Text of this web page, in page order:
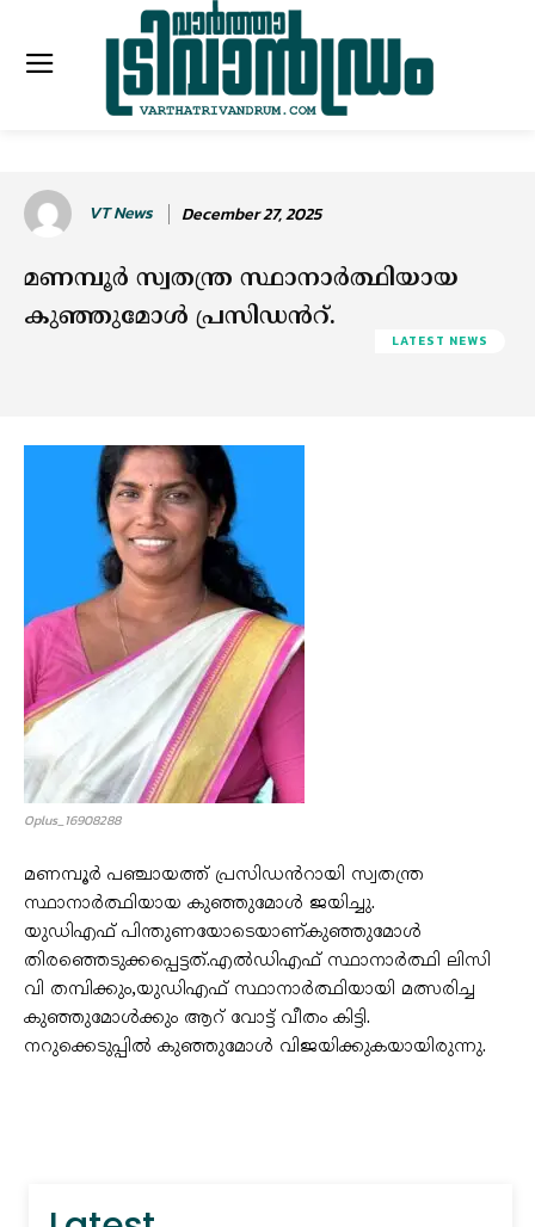
VT News December 27, 2025
മണമ്പൂർ സ്വതന്ത്ര സ്ഥാനാർത്ഥിയായ
കുഞ്ഞുമോൾ പ്രസിഡൻറ്.
LATEST NEWS
Oplus_16908288
മണമ്പൂർ പഞ്ചായത്ത് പ്രസിഡൻറായി സ്വതന്ത്ര
സ്ഥാനാർത്ഥിയായ കുഞ്ഞുമോൾ ജയിച്ചു.
യുഡിഎഫ് പിന്തുണയോടെയാണ്കുഞ്ഞുമോൾ
തിരഞ്ഞെടുക്കപ്പെട്ടത്.എൽഡിഎഫ് സ്ഥാനാർത്ഥി ലിസി
വി തമ്പിക്കും,യുഡിഎഫ് സ്ഥാനാർത്ഥിയായി മത്സരിച്ച
കുഞ്ഞുമോൾക്കും ആറ് വോട്ട് വീതം കിട്ടി.
നറുക്കെടുപ്പിൽ കുഞ്ഞുമോൾ വിജയിക്കുകയായിരുന്നു.